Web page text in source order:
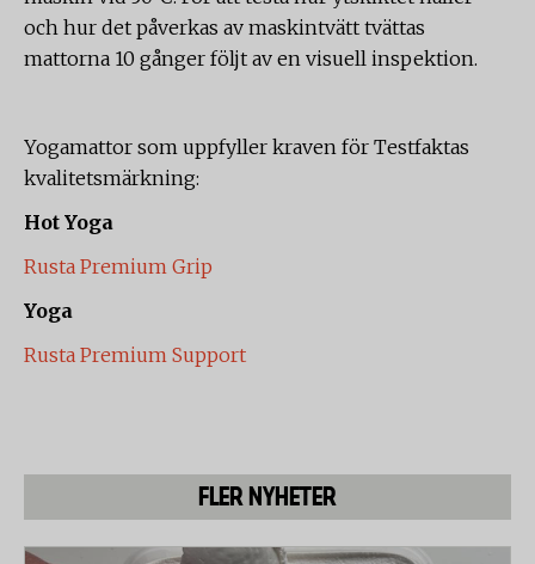
och hur det påverkas av maskintvätt tvättas
mattorna 10 gånger följt av en visuell inspektion.
Yogamattor som uppfyller kraven för Testfaktas
kvalitetsmärkning:
Hot Yoga
Rusta Premium Grip
Yoga
Rusta Premium Support
FLER NYHETER